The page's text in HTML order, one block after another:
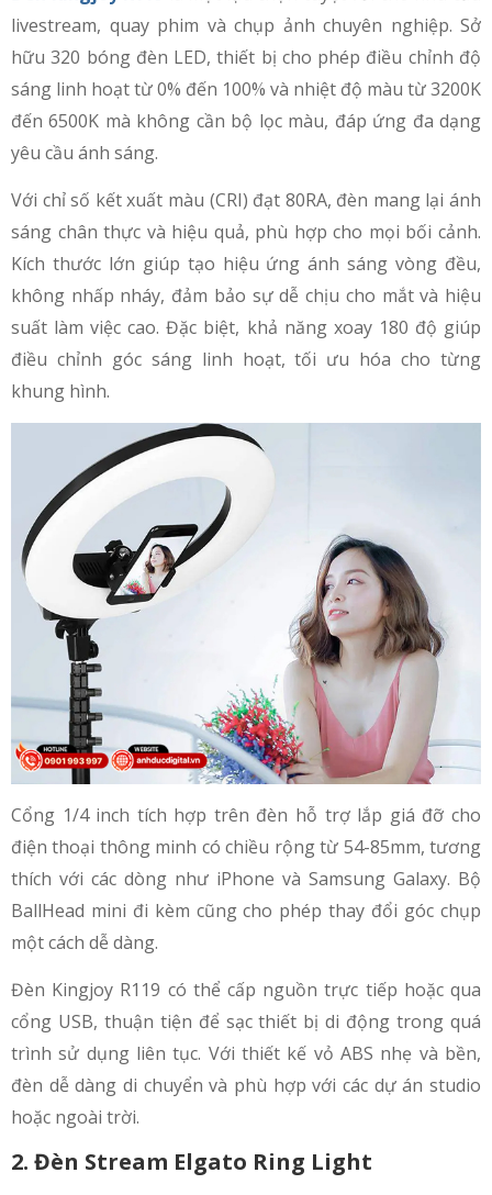
livestream, quay phim và chụp ảnh chuyên nghiệp. Sở
hữu 320 bóng đèn LED, thiết bị cho phép điều chỉnh độ
sáng linh hoạt từ 0% đến 100% và nhiệt độ màu từ 3200K
đến 6500K mà không cần bộ lọc màu, đáp ứng đa dạng
yêu cầu ánh sáng.
Với chỉ số kết xuất màu (CRI) đạt 80RA, đèn mang lại ánh
sáng chân thực và hiệu quả, phù hợp cho mọi bối cảnh.
Kích thước lớn giúp tạo hiệu ứng ánh sáng vòng đều,
không nhấp nháy, đảm bảo sự dễ chịu cho mắt và hiệu
suất làm việc cao. Đặc biệt, khả năng xoay 180 độ giúp
điều chỉnh góc sáng linh hoạt, tối ưu hóa cho từng
khung hình.
Cổng 1/4 inch tích hợp trên đèn hỗ trợ lắp giá đỡ cho
điện thoại thông minh có chiều rộng từ 54-85mm, tương
thích với các dòng như iPhone và Samsung Galaxy. Bộ
BallHead mini đi kèm cũng cho phép thay đổi góc chụp
một cách dễ dàng.
Đèn Kingjoy R119 có thể cấp nguồn trực tiếp hoặc qua
cổng USB, thuận tiện để sạc thiết bị di động trong quá
trình sử dụng liên tục. Với thiết kế vỏ ABS nhẹ và bền,
đèn dễ dàng di chuyển và phù hợp với các dự án studio
hoặc ngoài trời.
2. Đèn Stream Elgato Ring Light